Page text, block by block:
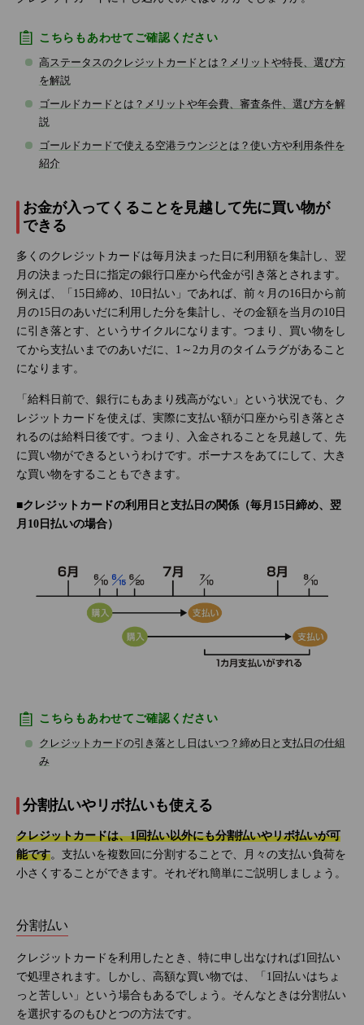
こちらもあわせてご確認ください
高ステータスのクレジットカードとは？メリットや特長、選び方
を解説
ゴールドカードとは？メリットや年会費、審査条件、選び方を解
説
ゴールドカードで使える空港ラウンジとは？使い方や利用条件を
紹介
お金が入ってくることを見越して先に買い物が
できる
多くのクレジットカードは毎月決まった日に利用額を集計し、翌
月の決まった日に指定の銀行口座から代金が引き落とされます。
例えば、「15日締め、10日払い」であれば、前々月の16日から前
月の15日のあいだに利用した分を集計し、その金額を当月の10日
に引き落とす、というサイクルになります。つまり、買い物をし
てから支払いまでのあいだに、1～2カ月のタイムラグがあること
になります。
「給料日前で、銀行にもあまり残高がない」という状況でも、ク
レジットカードを使えば、実際に支払い額が口座から引き落とさ
れるのは給料日後です。つまり、入金されることを見越して、先
に買い物ができるというわけです。ボーナスをあてにして、大き
な買い物をすることもできます。
■クレジットカードの利用日と支払日の関係（毎月15日締め、翌
月10日払いの場合）
こちらもあわせてご確認ください
クレジットカードの引き落とし日はいつ？締め日と支払日の仕組
み
分割払いやリボ払いも使える
クレジットカードは、1回払い以外にも分割払いやリボ払いが可
能です。支払いを複数回に分割することで、月々の支払い負荷を
小さくすることができます。それぞれ簡単にご説明しましょう。
分割払い
クレジットカードを利用したとき、特に申し出なければ1回払い
で処理されます。しかし、高額な買い物では、「1回払いはちょ
っと苦しい」という場合もあるでしょう。そんなときは分割払い
を選択するのもひとつの方法です。